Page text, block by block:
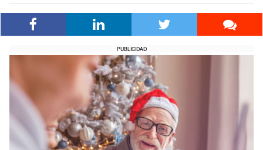
PUBLICIDAD